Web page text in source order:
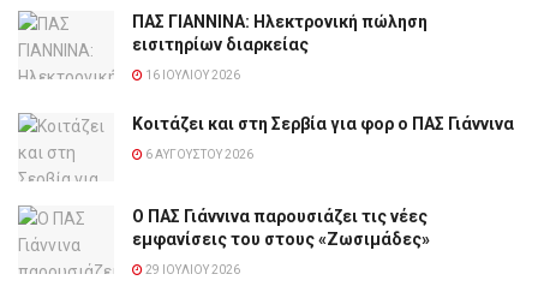
ΠΑΣ ΓΙΑΝΝΙΝΑ: Hλεκτρονική πώληση
εισιτηρίων διαρκείας
16 ΙΟΥΛΊΟΥ 2026
Κοιτάζει και στη Σερβία για φορ ο ΠΑΣ Γιάννινα
6 ΑΥΓΟΎΣΤΟΥ 2026
Ο ΠΑΣ Γιάννινα παρουσιάζει τις νέες
εμφανίσεις του στους «Ζωσιμάδες»
29 ΙΟΥΛΊΟΥ 2026